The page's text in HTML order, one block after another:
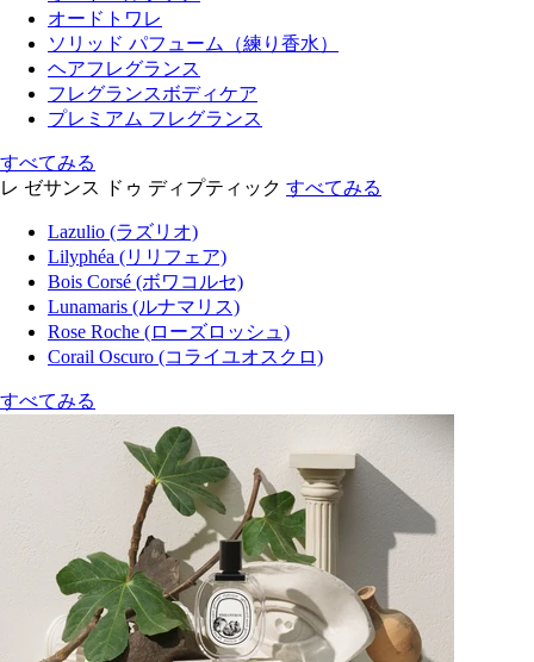
オードトワレ
ソリッド パフューム（練り香水）
ヘアフレグランス
フレグランスボディケア
プレミアム フレグランス
すべてみる
レ ゼサンス ドゥ ディプティック すべてみる
Lazulio (ラズリオ)
Lilyphéa (リリフェア)
Bois Corsé (ボワコルセ)
Lunamaris (ルナマリス)
Rose Roche (ローズロッシュ)
Corail Oscuro (コライユオスクロ)
すべてみる